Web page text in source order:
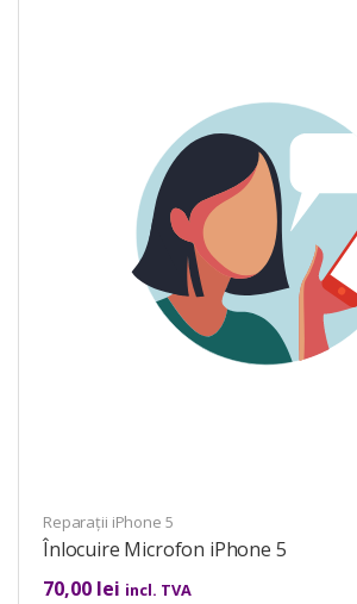
Reparații iPhone 5
Înlocuire Microfon iPhone 5
70,00 lei incl. TVA